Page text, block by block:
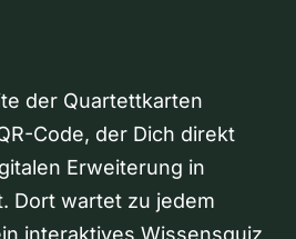
der Quartettkarten
Code, der Dich direkt
Erweiterung in
Dort wartet zu jedem
interaktives Wissensquiz